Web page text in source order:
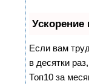
Ускорение
Если вам
в десятки
Топ10 за